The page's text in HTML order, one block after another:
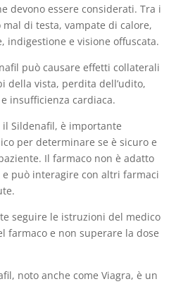
devono essere considerati. Tra i
di testa, vampate di calore,
indigestione e visione offuscata.
può causare effetti collaterali
della vista, perdita dell’udito,
insufficienza cardiaca.
il Sildenafil, è importante
per determinare se è sicuro e
Il farmaco non è adatto
può interagire con altri farmaci
seguire le istruzioni del medico
farmaco e non superare la dose
noto anche come Viagra, è un